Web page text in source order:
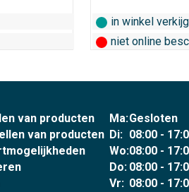
in winkel
niet online
van producten
van producten
Ma:Gesloten
Di: 08:00 -
Wo:08:00 -
Do: 08:00 -
Vr: 08:00 -